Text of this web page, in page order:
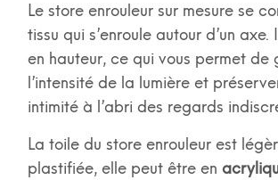
Le store enrouleur sur mesure se
tissu qui s’enroule autour d’un
en hauteur, ce qui vous permet de
l’intensité de la lumière et
intimité à l’abri des regards
La toile du store enrouleur est
plastifiée, elle peut être en